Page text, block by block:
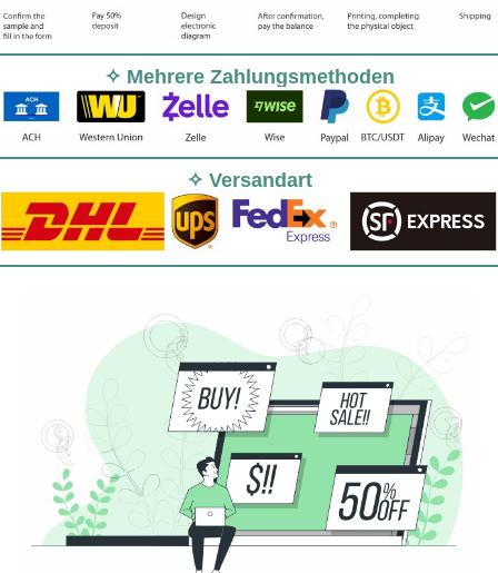
✧ Mehrere Zahlungsmethoden
✧ Versandart